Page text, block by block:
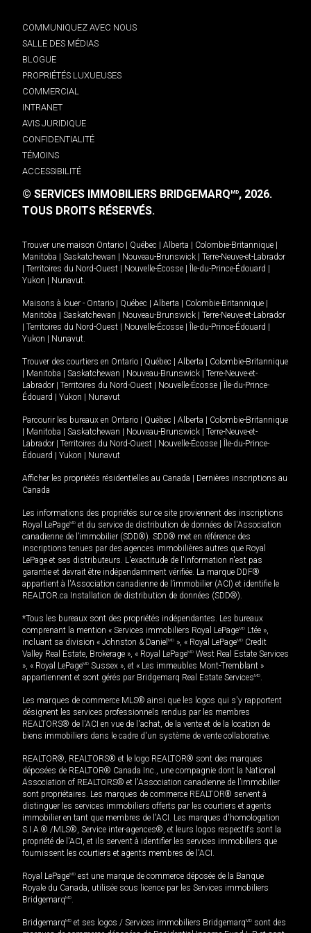
COMMUNIQUEZ AVEC NOUS
SALLE DES MÉDIAS
BLOGUE
PROPRIÉTÉS LUXUEUSES
COMMERCIAL
INTRANET
AVIS JURIDIQUE
CONFIDENTIALITÉ
TÉMOINS
ACCESSIBILITÉ
© SERVICES IMMOBILIERS BRIDGEMARQMD, 2026.
TOUS DROITS RÉSERVÉS.
Trouver une maison Ontario Québec Alberta Colombie-Britannique
Manitoba
Saskatchewan Nouveau-Brunswick
Terre-Neuve-et-Labrador
Territoires du Nord-Ouest Nouvelle-Écosse Île-du-Prince-Édouard
Yukon
Nunavut.
Maisons à louer - Ontario Québec Alberta Colombie-Britannique
Manitoba
Saskatchewan Nouveau-Brunswick
Terre-Neuve-et-Labrador
Territoires du Nord-Ouest Nouvelle-Écosse Île-du-Prince-Édouard
Yukon
Nunavut.
Trouver des courtiers en Ontario Québec Alberta
Colombie-Britannique
Manitoba Saskatchewan Nouveau-Brunswick
Terre-Neuve-et-
Labrador
Territoires du Nord-Ouest Nouvelle-Écosse
Île-du-Prince-
Édouard
Yukon Nunavut
Parcourir les bureaux en Ontario Québec Alberta
Colombie-Britannique
Manitoba Saskatchewan Nouveau-Brunswick
Terre-Neuve-et-
Labrador
Territoires du Nord-Ouest Nouvelle-Écosse
Île-du-Prince-
Édouard
Yukon Nunavut
Afficher les propriétés résidentielles au Canada
Dernières inscriptions au
Canada
Les informations des propriétés sur ce site proviennent des inscriptions
Royal LePageMD et du service de distribution de données de l'Association
canadienne de l’immobilier (SDD®). SDD® met en référence des
inscriptions tenues par des agences immobilières autres que Royal
LePage et ses distributeurs. L'exactitude de l'information n'est pas
garantie et devrait être indépendamment vérifiée. La marque DDF®
appartient à l'Association canadienne de l’immobilier (ACI) et identifie le
REALTOR.ca Installation de distribution de données (SDD®).
*Tous les bureaux sont des propriétés indépendantes. Les bureaux
comprenant la mention « Services immobiliers Royal LePageMD Ltée »,
incluant sa division « Johnston & Daniel MD », « Royal LePageMD Credit
Valley Real Estate, Brokerage », « Royal LePageMD West Real Estate Services
», « Royal LePageMD Sussex », et « Les immeubles Mont-Tremblant »
appartiennent et sont gérés par Bridgemarq Real Estate ServicesMD.
Les marques de commerce MLS® ainsi que les logos qui s'y rapportent
désignent les services professionnels rendus par les membres
REALTORS® de l'ACI en vue de l'achat, de la vente et de la location de
biens immobiliers dans le cadre d'un système de vente collaborative.
REALTOR®, REALTORS® et le logo REALTOR® sont des marques
déposées de REALTOR® Canada Inc., une compagnie dont la National
Association of REALTORS® et l'Association canadienne de l’immobilier
sont propriétaires. Les marques de commerce REALTOR® servent à
distinguer les services immobiliers offerts par les courtiers et agents
immobilier en tant que membres de l'ACI. Les marques d'homologation
S.I.A.® /MLS®, Service inter-agences®, et leurs logos respectifs sont la
propriété de l'ACI, et ils servent à identifier les services immobiliers que
fournissent les courtiers et agents membres de l'ACI.
Royal LePageMD est une marque de commerce déposée de la Banque
Royale du Canada, utilisée sous licence par les Services immobiliers
BridgemarqMD.
BridgemarqMD et ses logos / Services immobiliers BridgemarqMD sont des